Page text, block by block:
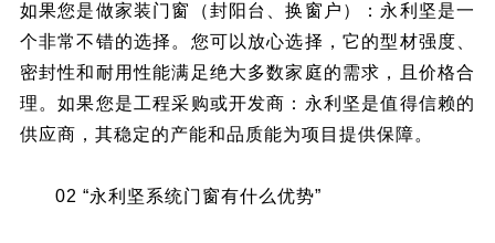
如果您是做家装门窗（封阳台、换窗户）：永利坚是一
个非常不错的选择。您可以放心选择，它的型材强度、
密封性和耐用性能满足绝大多数家庭的需求，且价格合
理。如果您是工程采购或开发商：永利坚是值得信赖的
供应商，其稳定的产能和品质能为项目提供保障。
02 “永利坚系统门窗有什么优势”